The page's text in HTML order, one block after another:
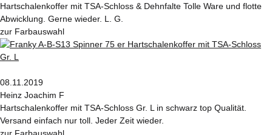
Hartschalenkoffer mit TSA-Schloss & Dehnfalte Tolle Ware und flotte
Abwicklung. Gerne wieder. L. G.
zur Farbauswahl
08.11.2019
Heinz Joachim F
Hartschalenkoffer mit TSA-Schloss Gr. L in schwarz top Qualität.
Versand einfach nur toll. Jeder Zeit wieder.